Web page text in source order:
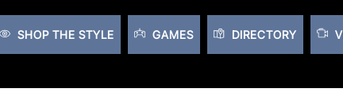
SHOP THE STYLE GAMES DIRECTORY